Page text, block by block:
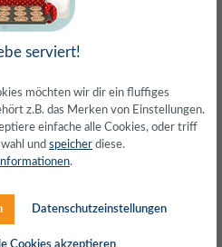
x 120 mm, schwarz
Regulärer Preis:
7,15 €
(gratis ab 50€)
serviert!
möchten wir dir ein fluffiges
z.B. das Merken von Einstellungen.
einfache alle Cookies, oder triff
und speicher diese.
.
Datenschutzeinstellungen
Cookies akzeptieren